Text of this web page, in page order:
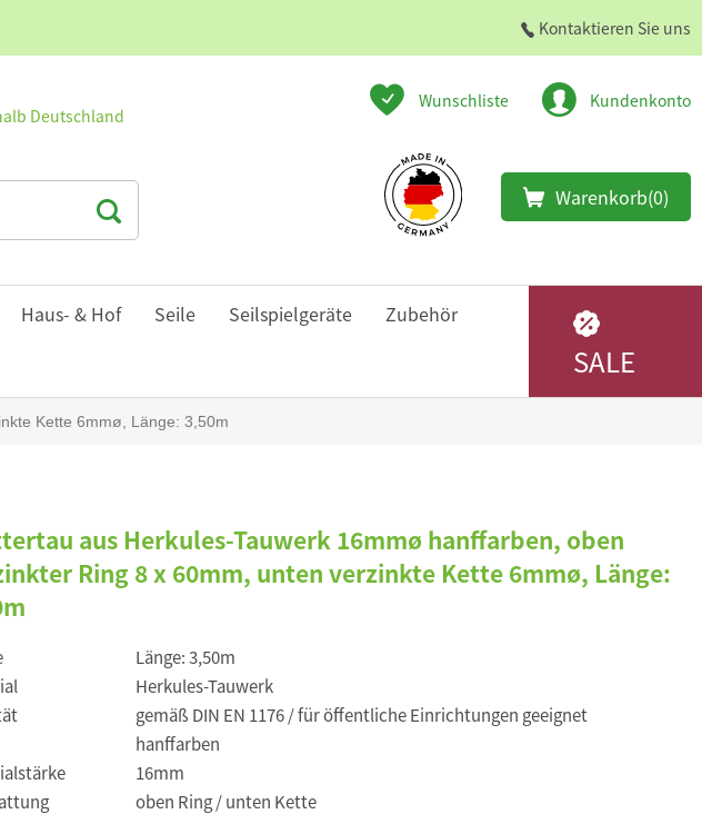
Kontaktieren Sie uns
Deutschland
Wunschliste Kundenkonto
Warenkorb(0)
Haus- & Hof Seile Seilspielgeräte Zubehör
SALE
Kette 6mmø, Länge: 3,50m
aus Herkules-Tauwerk 16mmø hanffarben, oben
Ring 8 x 60mm, unten verzinkte Kette 6mmø, Länge:
Länge: 3,50m
Herkules-Tauwerk
gemäß DIN EN 1176 / für öffentliche Einrichtungen geeignet
hanffarben
16mm
oben Ring / unten Kette